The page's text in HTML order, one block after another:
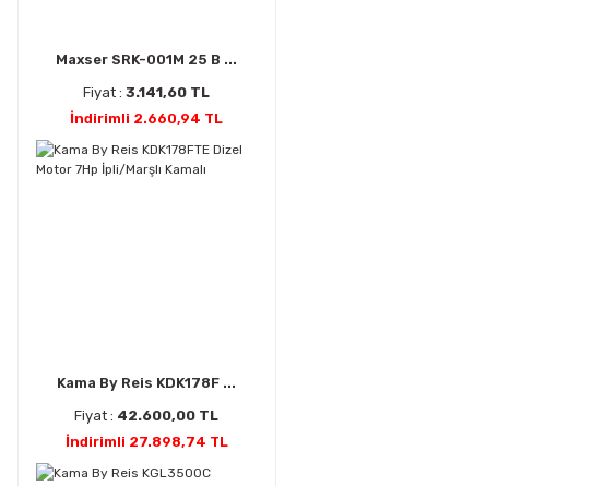
Maxser SRK-001M 25 B ...
Fiyat :3.141,60 TL
İndirimli 2.660,94 TL
Kama By Reis KDK178F ...
Fiyat : 42.600,00 TL
İndirimli 27.898,74 TL